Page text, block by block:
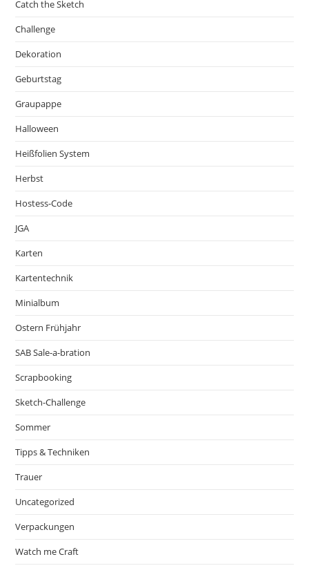
Catch the Sketch
Challenge
Dekoration
Geburtstag
Graupappe
Halloween
Heißfolien System
Herbst
Hostess-Code
JGA
Karten
Kartentechnik
Minialbum
Ostern Frühjahr
SAB Sale-a-bration
Scrapbooking
Sketch-Challenge
Sommer
Tipps & Techniken
Trauer
Uncategorized
Verpackungen
Watch me Craft